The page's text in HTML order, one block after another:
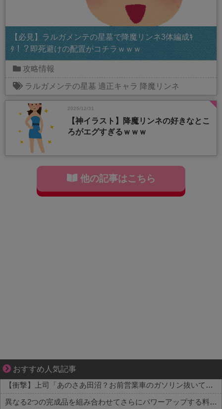
【必見】ラルガメンテの星墓で降魔リンネ3体編成ｷ
ﾀ！？即死避けの配置がコチラｗｗｗ
攻略情報
ラルガメンテの星墓 適正キャラ 降魔リンネ
2025/12/31
【神イラスト】降魔リンネの好きなとこ
ろがエグすぎるｗｗｗ
他の記事はこちら
おすすめ人気記事
妻との生活が、夫をうつへ追い込んだ現実
【衝撃】上司「あのさあ田沼？お前営業車のガソリン抜いてない？」俺「はぁ？どういうことすか？」上司「自分の車に入れ替えたりしてない？？」←これw w w w w w
異なる2つの完成品を組み合わせてさらにパワーアップする料理「カツカレー」以外にない